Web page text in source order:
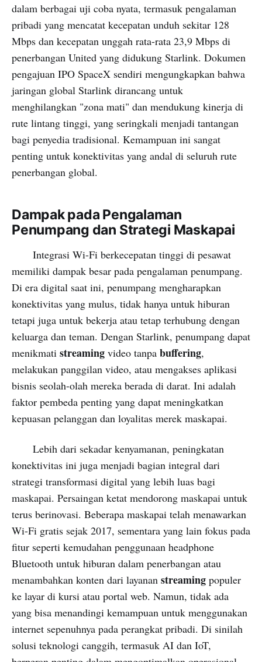
dalam berbagai uji coba nyata, termasuk pengalaman
pribadi yang mencatat kecepatan unduh sekitar 128
Mbps dan kecepatan unggah rata-rata 23,9 Mbps di
penerbangan United yang didukung Starlink. Dokumen
pengajuan IPO SpaceX sendiri mengungkapkan bahwa
jaringan global Starlink dirancang untuk
menghilangkan "zona mati" dan mendukung kinerja di
rute lintang tinggi, yang seringkali menjadi tantangan
bagi penyedia tradisional. Kemampuan ini sangat
penting untuk konektivitas yang andal di seluruh rute
penerbangan global.
Dampak pada Pengalaman
Penumpang dan Strategi Maskapai
Integrasi Wi-Fi berkecepatan tinggi di pesawat
memiliki dampak besar pada pengalaman penumpang.
Di era digital saat ini, penumpang mengharapkan
konektivitas yang mulus, tidak hanya untuk hiburan
tetapi juga untuk bekerja atau tetap terhubung dengan
keluarga dan teman. Dengan Starlink, penumpang dapat
menikmati streaming video tanpa buffering,
melakukan panggilan video, atau mengakses aplikasi
bisnis seolah-olah mereka berada di darat. Ini adalah
faktor pembeda penting yang dapat meningkatkan
kepuasan pelanggan dan loyalitas merek maskapai.
Lebih dari sekadar kenyamanan, peningkatan
konektivitas ini juga menjadi bagian integral dari
strategi transformasi digital yang lebih luas bagi
maskapai. Persaingan ketat mendorong maskapai untuk
terus berinovasi. Beberapa maskapai telah menawarkan
Wi-Fi gratis sejak 2017, sementara yang lain fokus pada
fitur seperti kemudahan penggunaan headphone
Bluetooth untuk hiburan dalam penerbangan atau
menambahkan konten dari layanan streaming populer
ke layar di kursi atau portal web. Namun, tidak ada
yang bisa menandingi kemampuan untuk menggunakan
internet sepenuhnya pada perangkat pribadi. Di sinilah
solusi teknologi canggih, termasuk AI dan IoT,